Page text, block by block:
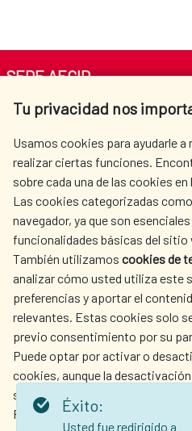
Tu privacidad nos
Usamos cookies para ayudarle
realizar ciertas funciones.
sobre cada una de las cookies
Las cookies categorizadas como
navegador, ya que son
funcionalidades básicas del sitio
También utilizamos cookies de
analizar cómo usted utiliza este
preferencias y aportar el
relevantes. Estas cookies solo
previo consentimiento por su
Puede optar por activar o
cookies, aunque la
su experiencia de navegación.
Para obtener más información,
SEDE AECID
Av. Reyes Católicos 4 - 28040
centro.informacion@aecid.es
LA AECID
ACCIÓN HUMANITARIA
CULTURA Y CIENCIA
NUESTRAS REDES
Éxito:
Usted fue redirigido a